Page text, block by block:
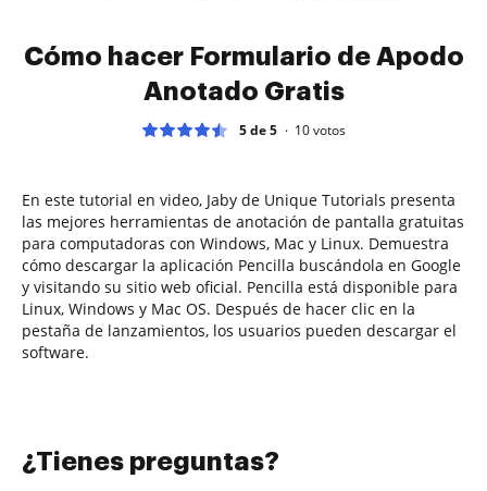
Cómo hacer Formulario de Apodo
Anotado Gratis
5 de 5 10votos
En este tutorial en video, Jaby de Unique Tutorials presenta
las mejores herramientas de anotación de pantalla gratuitas
para computadoras con Windows, Mac y Linux. Demuestra
cómo descargar la aplicación Pencilla buscándola en Google
y visitando su sitio web oficial. Pencilla está disponible para
Linux, Windows y Mac OS. Después de hacer clic en la
pestaña de lanzamientos, los usuarios pueden descargar el
software.
¿Tienes preguntas?